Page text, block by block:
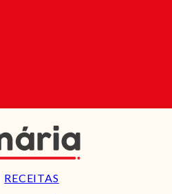
RECEITAS